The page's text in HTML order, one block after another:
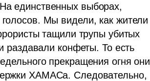
единственных выборах,
Мы видели, как жители
тащили трупы убитых
раздавали конфеты. То есть
прекращения огня они
ХАМАСа. Следовательно,